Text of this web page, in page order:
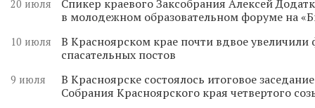
20 июля
Спикер краевого Заксобрания Алексей
в молодежном образовательном форуме на
10 июля
В Красноярском крае почти вдвое
спасательных постов
9 июля
В Красноярске состоялось итоговое
Собрания Красноярского края четвертого